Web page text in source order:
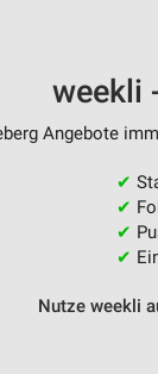
weekli
Angebote
✔
✔
✔
✔
Nutze weekli